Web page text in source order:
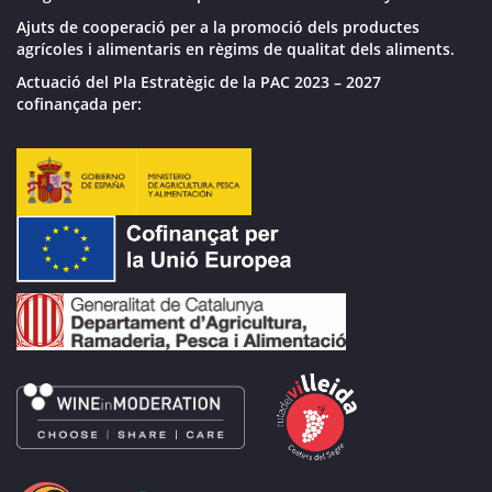
Ajuts de cooperació per a la promoció dels productes
agrícoles i alimentaris en règims de qualitat dels aliments.
Actuació del Pla Estratègic de la PAC 2023 – 2027
cofinançada per: